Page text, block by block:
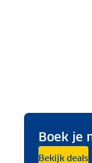
Boek je
Bekijk deals